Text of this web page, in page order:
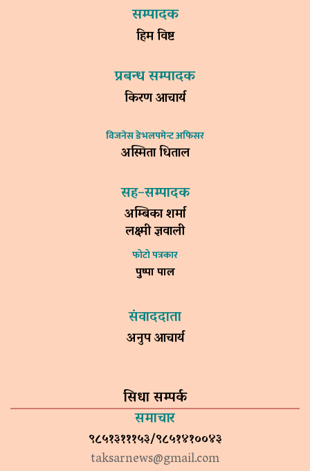
सम्पादक
हिम विष्ट
प्रबन्ध सम्पादक
किरण आचार्य
विजनेस डेभलपमेन्ट अफिसर
अस्मिता धिताल
सह–सम्पादक
अम्बिका शर्मा
लक्ष्मी ज्ञवाली
फोटो पत्रकार
पुष्पा पाल
संवाददाता
अनुप आचार्य
सिधा सम्पर्क
समाचार
९८५१३१११५३/९८५१४१००४३
taksarnews@gmail.com